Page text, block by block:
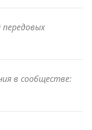
передовых
в сообществе: